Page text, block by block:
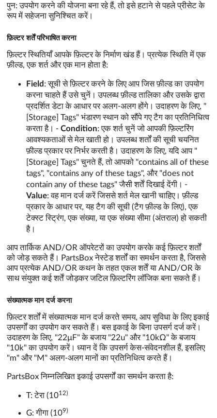
पुन: उपयोग करने की योजना बना रहे हैं, तो इसे हटाने से पहले प्रीसेट के
रूप में सहेजना सुनिश्चित करें।
फ़िल्टर शर्तें परिभाषित करना
फ़िल्टर स्थितियाँ आपके फ़िल्टर के निर्माण खंड हैं। प्रत्येक स्थिति में एक
फ़ील्ड, एक शर्त और एक मान होता है:
Field : सूची से फ़िल्टर करने के लिए आप जिस फ़ील्ड का उपयोग
करना चाहते हैं उसे चुनें। उपलब्ध फ़ील्ड तालिका और उसके द्वारा
प्रदर्शित डेटा के आधार पर अलग-अलग होंगे। उदाहरण के लिए, "
[Storage] Tags" भंडारण स्थान को सौंपे गए टैग का प्रतिनिधित्व
करता है। - Condition: एक शर्त चुनें जो आपकी फ़िल्टरिंग
आवश्यकताओं से मेल खाती हो। उपलब्ध शर्तों की सूची चयनित
फ़ील्ड प्रकार पर निर्भर करती है। उदाहरण के लिए, यदि आप "
[Storage] Tags" चुनते हैं, तो आपको "contains all of these
tags", "contains any of these tags", और "does not
contain any of these tags" जैसी शर्तें दिखाई देंगी। -
Value: वह मान दर्ज करें जिससे शर्त मेल खानी चाहिए। फ़ील्ड
प्रकार के आधार पर, यह टैग की सूची (टैग फ़ील्ड के लिए), एक
टेक्स्ट स्ट्रिंग, एक संख्या, या एक संख्या सीमा (अंतराल) हो सकती
है।
आप तार्किक AND/OR ऑपरेटरों का उपयोग करके कई फ़िल्टर शर्तों
को जोड़ सकते हैं। PartsBox नेस्टेड शर्तों का समर्थन करता है, जिससे
आप प्रत्येक AND/OR कथन के तहत एकल शर्तें या AND/OR के
साथ संयुक्त कई शर्तें जोड़कर जटिल फ़िल्टरिंग लॉजिक बना सकते हैं।
संख्यात्मक मान दर्ज करना
फ़िल्टर शर्तों में संख्यात्मक मान दर्ज करते समय, आप सुविधा के लिए इकाई
उपसर्गों का उपयोग कर सकते हैं। बस इकाई के बिना उपसर्ग दर्ज करें।
उदाहरण के लिए, "22μF" के बजाय "22u" और "10kΩ" के बजाय
"10k" का उपयोग करें। ध्यान दें कि उपसर्ग केस-संवेदनशील हैं, इसलिए
"m" और "M" अलग-अलग मानों का प्रतिनिधित्व करते हैं।
PartsBox निम्नलिखित इकाई उपसर्गों का समर्थन करता है:
T: टेरा (1012)
G: गीगा (109)